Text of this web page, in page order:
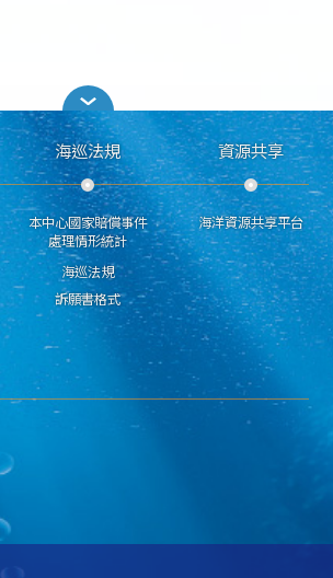
海巡法規
本中心國家賠償事件
處理情形統計
海巡法規
訴願書格式
資源共享
海洋資源共享平台